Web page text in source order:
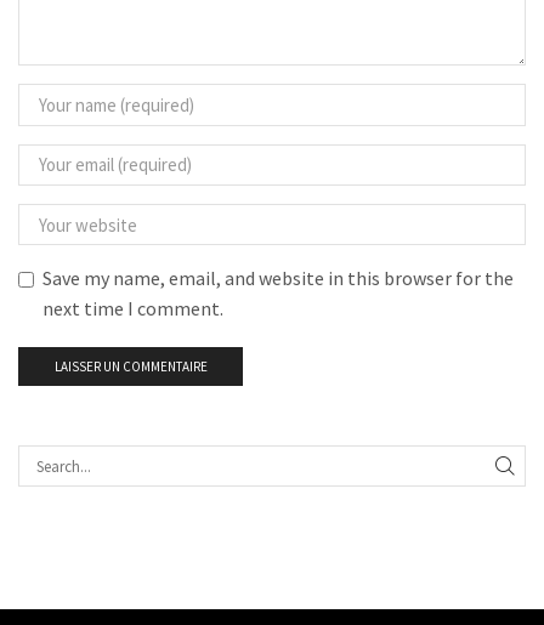
Save my name, email, and website in this browser for the
next time I comment.